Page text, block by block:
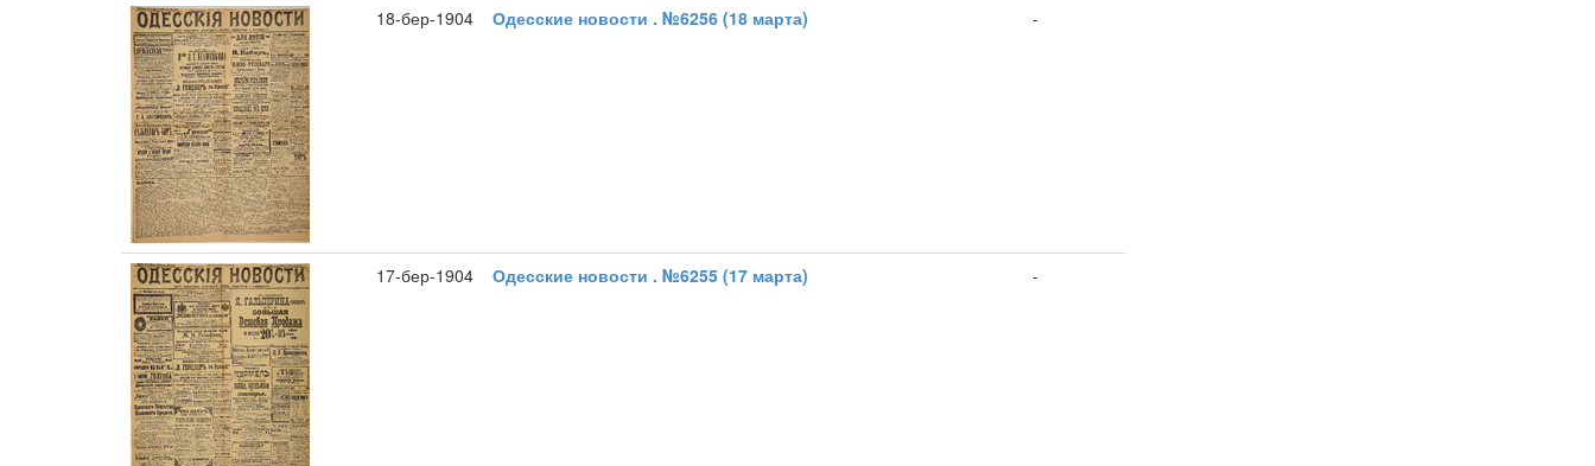
18-бер-1904 Одесские новости . №6256 (18 марта) -
17-бер-1904 Одесские новости . №6255 (17 марта) -